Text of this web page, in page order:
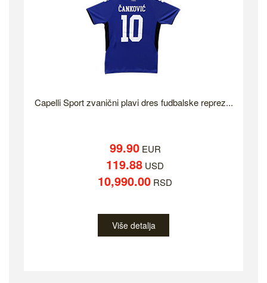
Capelli Sport zvanični plavi dres fudbalske reprez...
99.90EUR
119.88 USD
10,990.00 RSD
Više detalja